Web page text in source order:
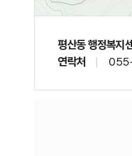
평산동 행정복지
연락처